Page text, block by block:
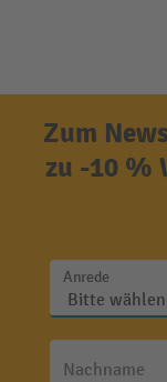
Zum
zu -10 %
Anrede
Nachname